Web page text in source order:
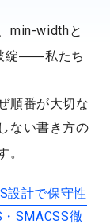
min-widthと
綻――私たち
順番が大切な
ない書き方の
。
設計で保守性
SMACSS徹